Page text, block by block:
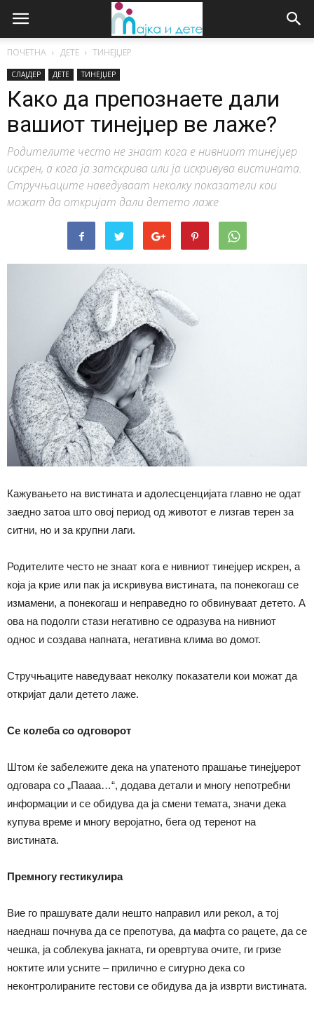
ПОЧЕТНА ДЕТЕ ТИНЕЈЏЕР
СЛАЈДЕР ДЕТЕ ТИНЕЈЏЕР
Како да препознаете дали
вашиот тинејџер ве лаже?
Родителите често не знаат кога е нивниот тинејџер
искрен, а кога ја затскрива или ја искривува вистината.
Стручњаците наведуваат неколку показатели кои
можат да откријат дали детето лаже
Кажувањето на вистината и адолесценцијата главно не одат
заедно затоа што овој период од животот е лизгав терен за
ситни, но и за крупни лаги.
Родителите често не знаат кога е нивниот тинејџер искрен, а
која ја крие или пак ја искривува вистината, па понекогаш се
измамени, а понекогаш и неправедно го обвинуваат детето. А
ова на подолги стази негативно се одразува на нивниот
однос и создава напната, негативна клима во домот.
Стручњаците наведуваат неколку показатели кои можат да
откријат дали детето лаже.
Се колеба со одговорот
Штом ќе забележите дека на упатеното прашање тинејџерот
одговара со „Паааа…“, додава детали и многу непотребни
информации и се обидува да ја смени темата, значи дека
купува време и многу веројатно, бега од теренот на
вистината.
Премногу гестикулира
Вие го прашувате дали нешто направил или рекол, а тој
наеднаш почнува да се препотува, да мафта со рацете, да се
чешка, ја соблекува јакната, ги оревртува очите, ги гризе
ноктите или усните – прилично е сигурно дека со
неконтролираните гестови се обидува да ја изврти вистината.